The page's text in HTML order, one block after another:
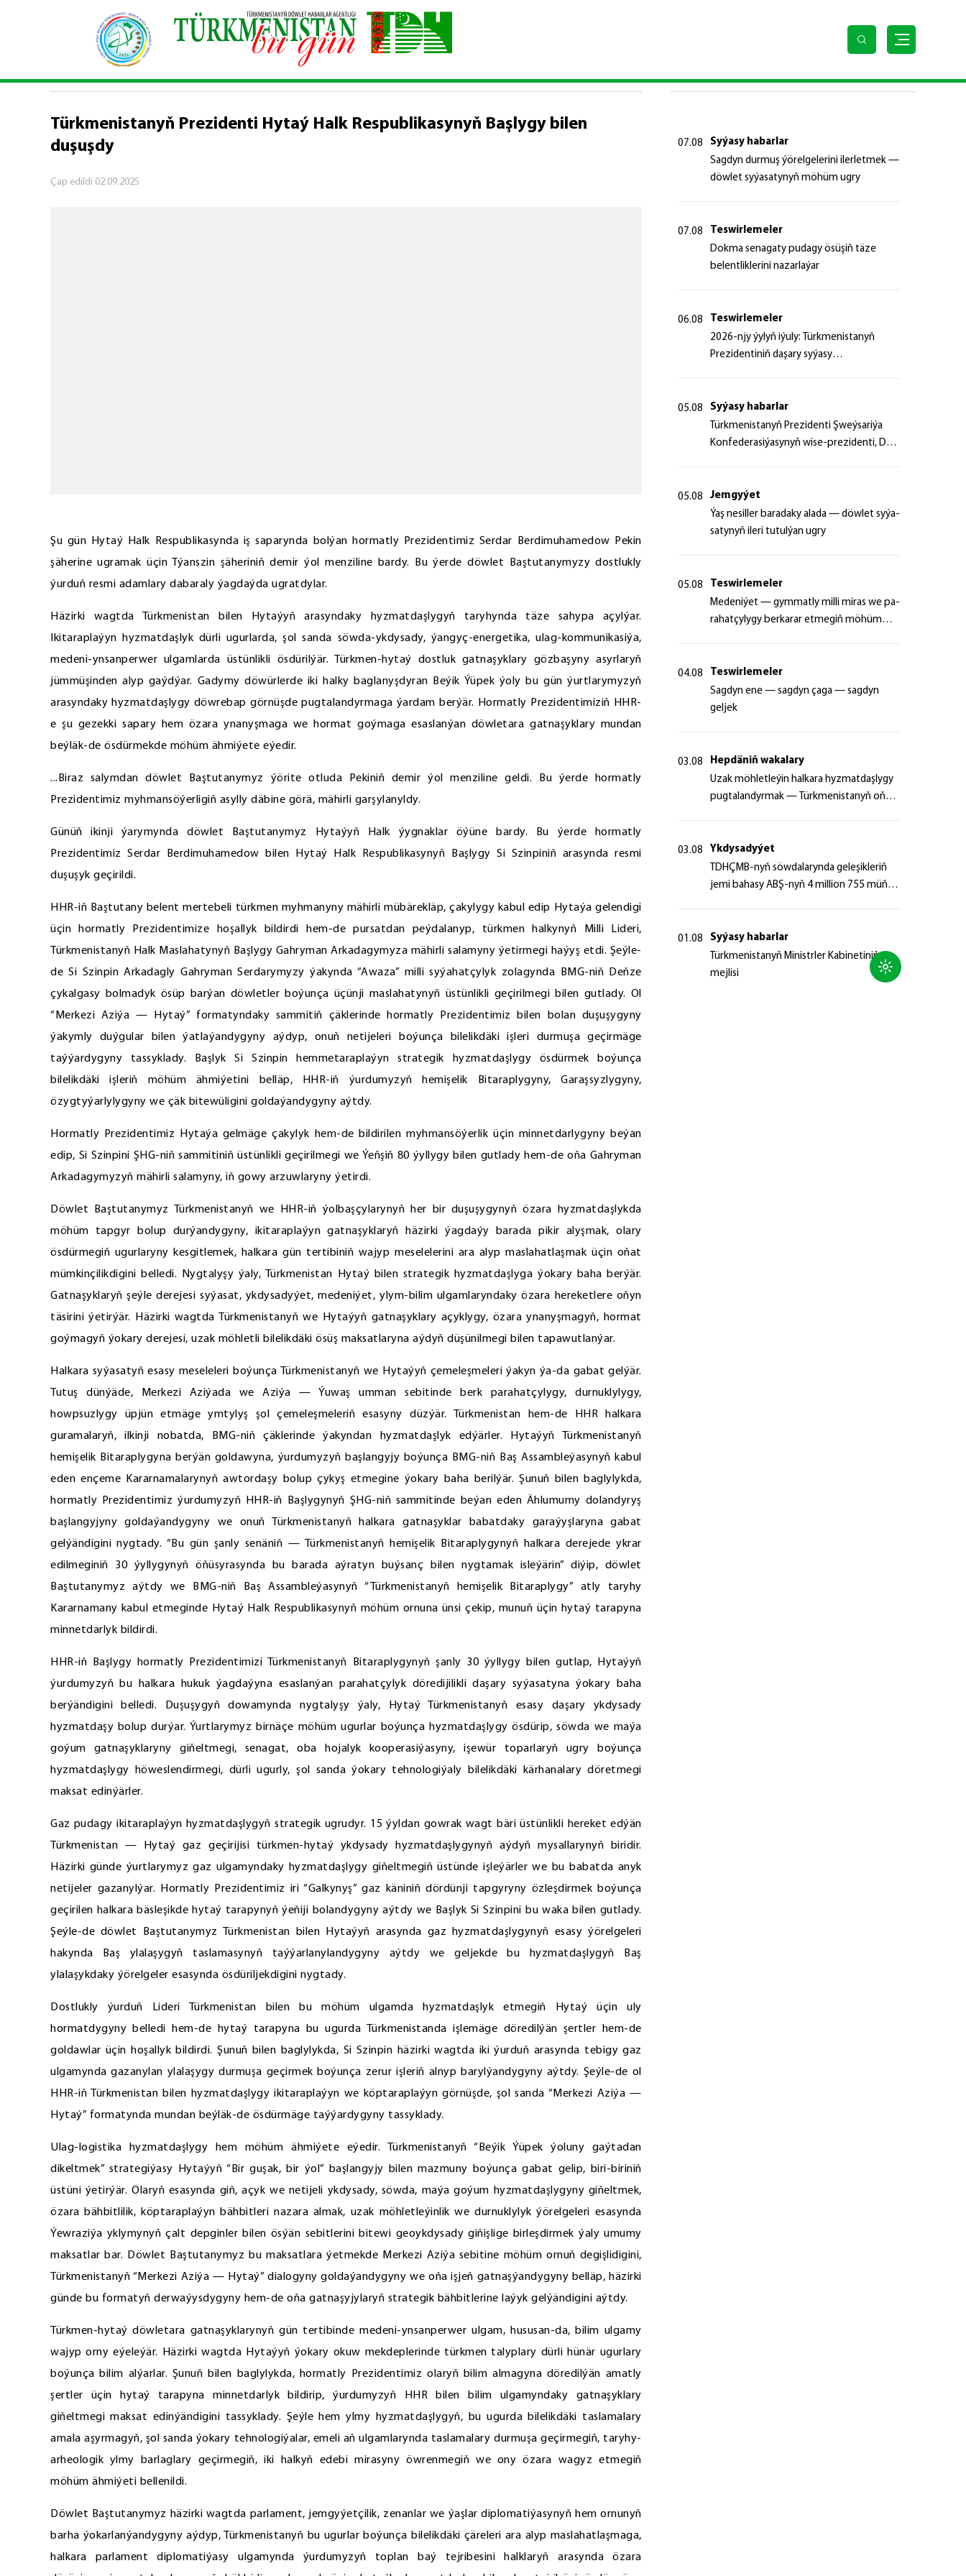
Baş sahypa \ Syýasy habarlar \ Türkmenistanyň Prezidenti Hytaý Halk Respublikasynyň Başlygy bilen duşuşdy
SYÝASY HABARLAR
Türkmenistanyň Prezidenti Hytaý Halk Respublikasynyň Başlygy bilen
duşuşdy
Çap edildi 02.09.2025
Şu gün Hytaý Halk Respublikasynda iş saparynda bolýan hormatly Prezidentimiz Serdar Berdimuhamedow Pekin
şäherine ugramak üçin Týanszin şäheriniň demir ýol menziline bardy. Bu ýerde döwlet Baştutanymyzy dostlukly
ýurduň resmi adamlary dabaraly ýagdaýda ugratdylar.
Häzirki wagtda Türkmenistan bilen Hytaýyň arasyndaky hyzmatdaşlygyň taryhynda täze sahypa açylýar.
Ikitaraplaýyn hyzmatdaşlyk dürli ugurlarda, şol sanda söwda-ykdysady, ýangyç-energetika, ulag-kommunikasiýa,
medeni-ynsanperwer ulgamlarda üstünlikli ösdürilýär. Türkmen-hytaý dostluk gatnaşyklary gözbaşyny asyrlaryň
jümmüşinden alyp gaýdýar. Gadymy döwürlerde iki halky baglanyşdyran Beýik Ýüpek ýoly bu gün ýurtlarymyzyň
arasyndaky hyzmatdaşlygy döwrebap görnüşde pugtalandyrmaga ýardam berýär. Hormatly Prezidentimiziň HHR-
e şu gezekki sapary hem özara ynanyşmaga we hormat goýmaga esaslanýan döwletara gatnaşyklary mundan
beýläk-de ösdürmekde möhüm ähmiýete eýedir.
...Biraz salymdan döwlet Baştutanymyz ýörite otluda Pekiniň demir ýol menziline geldi. Bu ýerde hormatly
Prezidentimiz myhmansöýerligiň asylly däbine görä, mähirli garşylanyldy.
Günüň ikinji ýarymynda döwlet Baştutanymyz Hytaýyň Halk ýygnaklar öýüne bardy. Bu ýerde hormatly
Prezidentimiz Serdar Berdimuhamedow bilen Hytaý Halk Respublikasynyň Başlygy Si Szinpiniň arasynda resmi
duşuşyk geçirildi.
HHR-iň Baştutany belent mertebeli türkmen myhmanyny mähirli mübärekläp, çakylygy kabul edip Hytaýa gelendigi
üçin hormatly Prezidentimize hoşallyk bildirdi hem-de pursatdan peýdalanyp, türkmen halkynyň Milli Lideri,
Türkmenistanyň Halk Maslahatynyň Başlygy Gahryman Arkadagymyza mähirli salamyny ýetirmegi haýyş etdi. Şeýle-
de Si Szinpin Arkadagly Gahryman Serdarymyzy ýakynda “Awaza” milli syýahatçylyk zolagynda BMG-niň Deňze
çykalgasy bolmadyk ösüp barýan döwletler boýunça üçünji maslahatynyň üstünlikli geçirilmegi bilen gutlady. Ol
“Merkezi Aziýa — Hytaý” formatyndaky sammitiň çäklerinde hormatly Prezidentimiz bilen bolan duşuşygyny
ýakymly duýgular bilen ýatlaýandygyny aýdyp, onuň netijeleri boýunça bilelikdäki işleri durmuşa geçirmäge
taýýardygyny tassyklady. Başlyk Si Szinpin hemmetaraplaýyn strategik hyzmatdaşlygy ösdürmek boýunça
bilelikdäki işleriň möhüm ähmiýetini belläp, HHR-iň ýurdumyzyň hemişelik Bitaraplygyny, Garaşsyzlygyny,
özygtyýarlylygyny we çäk bitewüligini goldaýandygyny aýtdy.
Hormatly Prezidentimiz Hytaýa gelmäge çakylyk hem-de bildirilen myhmansöýerlik üçin minnetdarlygyny beýan
edip, Si Szinpini ŞHG-niň sammitiniň üstünlikli geçirilmegi we Ýeňşiň 80 ýyllygy bilen gutlady hem-de oňa Gahryman
Arkadagymyzyň mähirli salamyny, iň gowy arzuwlaryny ýetirdi.
Döwlet Baştutanymyz Türkmenistanyň we HHR-iň ýolbaşçylarynyň her bir duşuşygynyň özara hyzmatdaşlykda
möhüm tapgyr bolup durýandygyny, ikitaraplaýyn gatnaşyklaryň häzirki ýagdaýy barada pikir alyşmak, olary
ösdürmegiň ugurlaryny kesgitlemek, halkara gün tertibiniň wajyp meselelerini ara alyp maslahatlaşmak üçin oňat
mümkinçilikdigini belledi. Nygtalyşy ýaly, Türkmenistan Hytaý bilen strategik hyzmatdaşlyga ýokary baha berýär.
Gatnaşyklaryň şeýle derejesi syýasat, ykdysadyýet, medeniýet, ylym-bilim ulgamlaryndaky özara hereketlere oňyn
täsirini ýetirýär. Häzirki wagtda Türkmenistanyň we Hytaýyň gatnaşyklary açyklygy, özara ynanyşmagyň, hormat
goýmagyň ýokary derejesi, uzak möhletli bilelikdäki ösüş maksatlaryna aýdyň düşünilmegi bilen tapawutlanýar.
Halkara syýasatyň esasy meseleleri boýunça Türkmenistanyň we Hytaýyň çemeleşmeleri ýakyn ýa-da gabat gelýär.
Tutuş dünýäde, Merkezi Aziýada we Aziýa — Ýuwaş umman sebitinde berk parahatçylygy, durnuklylygy,
howpsuzlygy üpjün etmäge ymtylyş şol çemeleşmeleriň esasyny düzýär. Türkmenistan hem-de HHR halkara
guramalaryň, ilkinji nobatda, BMG-niň çäklerinde ýakyndan hyzmatdaşlyk edýärler. Hytaýyň Türkmenistanyň
hemişelik Bitaraplygyna berýän goldawyna, ýurdumyzyň başlangyjy boýunça BMG-niň Baş Assambleýasynyň kabul
eden ençeme Kararnamalarynyň awtordaşy bolup çykyş etmegine ýokary baha berilýär. Şunuň bilen baglylykda,
hormatly Prezidentimiz ýurdumyzyň HHR-iň Başlygynyň ŞHG-niň sammitinde beýan eden Ählumumy dolandyryş
başlangyjyny goldaýandygyny we onuň Türkmenistanyň halkara gatnaşyklar babatdaky garaýyşlaryna gabat
gelýändigini nygtady. “Bu gün şanly senäniň — Türkmenistanyň hemişelik Bitaraplygynyň halkara derejede ykrar
edilmeginiň 30 ýyllygynyň öňüsyrasynda bu barada aýratyn buýsanç bilen nygtamak isleýärin” diýip, döwlet
Baştutanymyz aýtdy we BMG-niň Baş Assambleýasynyň “Türkmenistanyň hemişelik Bitaraplygy” atly taryhy
Kararnamany kabul etmeginde Hytaý Halk Respublikasynyň möhüm ornuna ünsi çekip, munuň üçin hytaý tarapyna
minnetdarlyk bildirdi.
HHR-iň Başlygy hormatly Prezidentimizi Türkmenistanyň Bitaraplygynyň şanly 30 ýyllygy bilen gutlap, Hytaýyň
ýurdumyzyň bu halkara hukuk ýagdaýyna esaslanýan parahatçylyk döredijilikli daşary syýasatyna ýokary baha
berýändigini belledi. Duşuşygyň dowamynda nygtalyşy ýaly, Hytaý Türkmenistanyň esasy daşary ykdysady
hyzmatdaşy bolup durýar. Ýurtlarymyz birnäçe möhüm ugurlar boýunça hyzmatdaşlygy ösdürip, söwda we maýa
goýum gatnaşyklaryny giňeltmegi, senagat, oba hojalyk kooperasiýasyny, işewür toparlaryň ugry boýunça
hyzmatdaşlygy höweslendirmegi, dürli ugurly, şol sanda ýokary tehnologiýaly bilelikdäki kärhanalary döretmegi
maksat edinýärler.
Gaz pudagy ikitaraplaýyn hyzmatdaşlygyň strategik ugrudyr. 15 ýyldan gowrak wagt bäri üstünlikli hereket edýän
Türkmenistan — Hytaý gaz geçirijisi türkmen-hytaý ykdysady hyzmatdaşlygynyň aýdyň mysallarynyň biridir.
Häzirki günde ýurtlarymyz gaz ulgamyndaky hyzmatdaşlygy giňeltmegiň üstünde işleýärler we bu babatda anyk
netijeler gazanylýar. Hormatly Prezidentimiz iri “Galkynyş” gaz käniniň dördünji tapgyryny özleşdirmek boýunça
geçirilen halkara bäsleşikde hytaý tarapynyň ýeňiji bolandygyny aýtdy we Başlyk Si Szinpini bu waka bilen gutlady.
Şeýle-de döwlet Baştutanymyz Türkmenistan bilen Hytaýyň arasynda gaz hyzmatdaşlygynyň esasy ýörelgeleri
hakynda Baş ylalaşygyň taslamasynyň taýýarlanylandygyny aýtdy we geljekde bu hyzmatdaşlygyň Baş
ylalaşykdaky ýörelgeler esasynda ösdüriljekdigini nygtady.
Dostlukly ýurduň Lideri Türkmenistan bilen bu möhüm ulgamda hyzmatdaşlyk etmegiň Hytaý üçin uly
hormatdygyny belledi hem-de hytaý tarapyna bu ugurda Türkmenistanda işlemäge döredilýän şertler hem-de
goldawlar üçin hoşallyk bildirdi. Şunuň bilen baglylykda, Si Szinpin häzirki wagtda iki ýurduň arasynda tebigy gaz
ulgamynda gazanylan ylalaşygy durmuşa geçirmek boýunça zerur işleriň alnyp barylýandygyny aýtdy. Şeýle-de ol
HHR-iň Türkmenistan bilen hyzmatdaşlygy ikitaraplaýyn we köptaraplaýyn görnüşde, şol sanda “Merkezi Aziýa —
Hytaý” formatynda mundan beýläk-de ösdürmäge taýýardygyny tassyklady.
Ulag-logistika hyzmatdaşlygy hem möhüm ähmiýete eýedir. Türkmenistanyň “Beýik Ýüpek ýoluny gaýtadan
dikeltmek” strategiýasy Hytaýyň “Bir guşak, bir ýol” başlangyjy bilen mazmuny boýunça gabat gelip, biri-biriniň
üstüni ýetirýär. Olaryň esasynda giň, açyk we netijeli ykdysady, söwda, maýa goýum hyzmatdaşlygyny giňeltmek,
özara bähbitlilik, köptaraplaýyn bähbitleri nazara almak, uzak möhletleýinlik we durnuklylyk ýörelgeleri esasynda
Ýewraziýa yklymynyň çalt depginler bilen ösýän sebitlerini bitewi geoykdysady giňişlige birleşdirmek ýaly umumy
maksatlar bar. Döwlet Baştutanymyz bu maksatlara ýetmekde Merkezi Aziýa sebitine möhüm ornuň degişlidigini,
Türkmenistanyň “Merkezi Aziýa — Hytaý” dialogyny goldaýandygyny we oňa işjeň gatnaşýandygyny belläp, häzirki
günde bu formatyň derwaýysdygyny hem-de oňa gatnaşyjylaryň strategik bähbitlerine laýyk gelýändigini aýtdy.
Türkmen-hytaý döwletara gatnaşyklarynyň gün tertibinde medeni-ynsanperwer ulgam, hususan-da, bilim ulgamy
wajyp orny eýeleýär. Häzirki wagtda Hytaýyň ýokary okuw mekdeplerinde türkmen talyplary dürli hünär ugurlary
boýunça bilim alýarlar. Şunuň bilen baglylykda, hormatly Prezidentimiz olaryň bilim almagyna döredilýän amatly
şertler üçin hytaý tarapyna minnetdarlyk bildirip, ýurdumyzyň HHR bilen bilim ulgamyndaky gatnaşyklary
giňeltmegi maksat edinýändigini tassyklady. Şeýle hem ylmy hyzmatdaşlygyň, bu ugurda bilelikdäki taslamalary
amala aşyrmagyň, şol sanda ýokary tehnologiýalar, emeli aň ulgamlarynda taslamalary durmuşa geçirmegiň, taryhy-
arheologik ylmy barlaglary geçirmegiň, iki halkyň edebi mirasyny öwrenmegiň we ony özara wagyz etmegiň
möhüm ähmiýeti bellenildi.
Döwlet Baştutanymyz häzirki wagtda parlament, jemgyýetçilik, zenanlar we ýaşlar diplomatiýasynyň hem ornunyň
barha ýokarlanýandygyny aýdyp, Türkmenistanyň bu ugurlar boýunça bilelikdäki çäreleri ara alyp maslahatlaşmaga,
halkara parlament diplomatiýasy ulgamynda ýurdumyzyň toplan baý tejribesini halklaryň arasynda özara
07.08
Syýasy habarlar
Sagdyn durmuş ýörelgelerini ilerletmek —
döwlet syýasatynyň möhüm ugry
07.08
Teswirlemeler
Dokma senagaty pudagy ösüşiň täze
belentliklerini nazarlaýar
06.08
Teswirlemeler
2026-njy ýylyň iýuly: Türkmenistanyň
Prezidentiniň daşary syýasy
05.08
Syýasy habarlar
Türk­me­nis­ta­nyň Prezidenti Şweý­sa­ri­ýa
Kon­fe­de­ra­si­ýa­sy­nyň wi­se-prezidenti, Da­
05.08
Jemgyýet
Ýaş ne­sil­ler ba­ra­da­ky ala­da — döw­let sy­ýa­
sa­ty­nyň ile­ri tu­tul­ýan ug­ry
05.08
Teswirlemeler
Me­de­ni­ýet — gym­mat­ly milli mi­ras we pa­
ra­hat­çy­ly­gy ber­ka­rar et­me­giň mö­hüm
04.08
Teswirlemeler
Sagdyn ene — sagdyn çaga — sagdyn
geljek
03.08
Hepdäniň wakalary
Uzak möhletleýin halkara hyzmatdaşlygy
pugtalandyrmak — Türkmenistanyň oňyn
03.08
Ykdysadyýet
TDHÇMB-nyň söwdalarynda geleşikleriň
jemi bahasy ABŞ-nyň 4 million 755 müň
01.08
Syýasy habarlar
Türkmenistanyň Ministrler Kabinetiniň
mejlisi